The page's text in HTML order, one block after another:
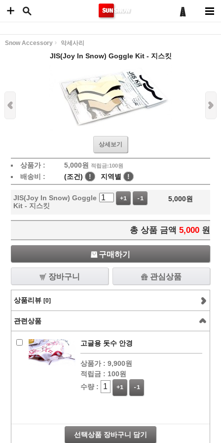
Snow Accessory 악세사리
JIS(Joy In Snow) Goggle Kit - 지스킷
상세보기
상품가 : 5,000원 적립금:100원
배송비 : (조건) ! 지역별 !
JIS(Joy In Snow) Goggle
Kit - 지스킷
+1 -1 5,000원
총 상품 금액 5,000 원
구매하기
장바구니 관심상품
상품리뷰 [0]
관련상품
고글용 돗수 안경
상품가 : 9,900원
적립금 : 100원
수량 :
+1 -1
선택상품 장바구니 담기